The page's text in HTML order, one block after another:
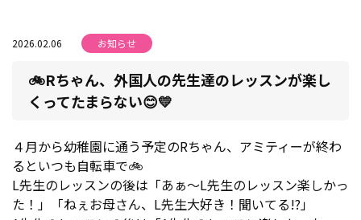
2026.02.06 お知らせ
🚲Rちゃん、外国人の先生達のレッスンが楽し
くってたまらない😊💛
４月から幼稚園に通う予定のRちゃん、アミティーが終わ
るといつも自転車で🚲
L先生のレッスンの後は「あぁ～L先生のレッスン楽しかっ
た！」「ねぇお母さん、L先生大好き！聞いてる!?」